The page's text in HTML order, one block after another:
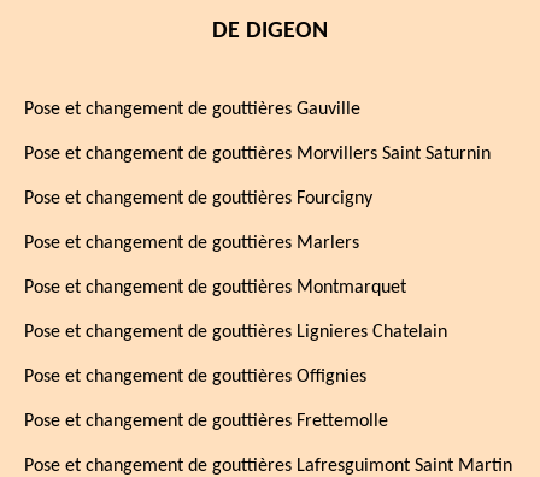
DE DIGEON
Pose et changement de gouttières Gauville
Pose et changement de gouttières Morvillers Saint Saturnin
Pose et changement de gouttières Fourcigny
Pose et changement de gouttières Marlers
Pose et changement de gouttières Montmarquet
Pose et changement de gouttières Lignieres Chatelain
Pose et changement de gouttières Offignies
Pose et changement de gouttières Frettemolle
Pose et changement de gouttières Lafresguimont Saint Martin